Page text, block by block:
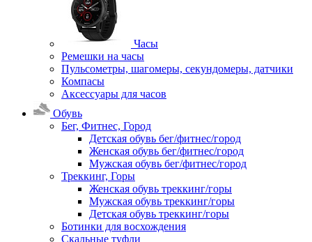
Часы
Ремешки на часы
Пульсометры, шагомеры, секундомеры, датчики
Компасы
Аксессуары для часов
Обувь
Бег, Фитнес, Город
Детская обувь бег/фитнес/город
Женская обувь бег/фитнес/город
Мужская обувь бег/фитнес/город
Треккинг, Горы
Женская обувь треккинг/горы
Мужская обувь треккинг/горы
Детская обувь треккинг/горы
Ботинки для восхождения
Скальные туфли